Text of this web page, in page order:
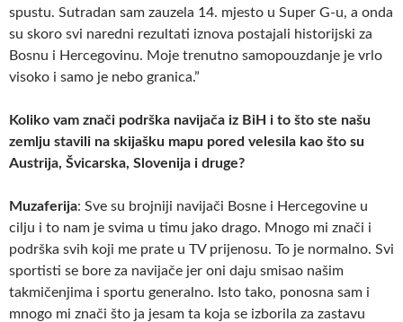
spustu. Sutradan sam zauzela 14. mjesto u Super G-u, a onda
su skoro svi naredni rezultati iznova postajali historijski za
Bosnu i Hercegovinu. Moje trenutno samopouzdanje je vrlo
visoko i samo je nebo granica.”
Koliko vam znači podrška navijača iz BiH i to što ste našu
zemlju stavili na skijašku mapu pored velesila kao što su
Austrija, Švicarska, Slovenija i druge?
Muzaferija: Sve su brojniji navijači Bosne i Hercegovine u
cilju i to nam je svima u timu jako drago. Mnogo mi znači i
podrška svih koji me prate u TV prijenosu. To je normalno. Svi
sportisti se bore za navijače jer oni daju smisao našim
takmičenjima i sportu generalno. Isto tako, ponosna sam i
mnogo mi znači što ja jesam ta koja se izborila za zastavu